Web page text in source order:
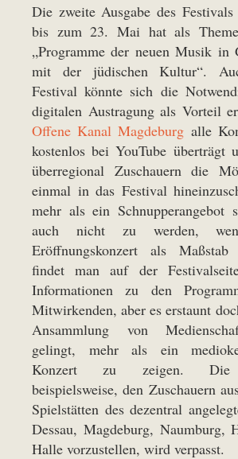
Die zweite Ausgabe des
bis zum 23. Mai hat als
„Programme der neuen Musik in
mit der jüdischen Kultur“.
Festival könnte sich die
digitalen Austragung als Vorteil
Offene Kanal Magdeburg alle
kostenlos bei YouTube überträgt
überregional Zuschauern die
einmal in das Festival
mehr als ein Schnupperangebot
auch nicht zu werden,
Eröffnungskonzert als
findet man auf der
Informationen zu den
Mitwirkenden, aber es erstaunt
Ansammlung von
gelingt, mehr als ein
Konzert zu zeigen. Die
beispielsweise, den Zuschauern
Spielstätten des dezentral
Dessau, Magdeburg, Naumburg,
Halle vorzustellen, wird verpasst.